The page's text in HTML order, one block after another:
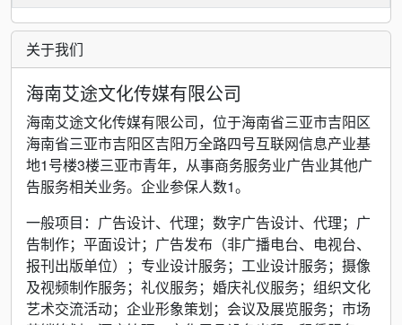
关于我们
海南艾途文化传媒有限公司
海南艾途文化传媒有限公司，位于海南省三亚市吉阳区
海南省三亚市吉阳区吉阳万全路四号互联网信息产业基
地1号楼3楼三亚市青年，从事商务服务业广告业其他广
告服务相关业务。企业参保人数1。
一般项目：广告设计、代理；数字广告设计、代理；广
告制作；平面设计；广告发布（非广播电台、电视台、
报刊出版单位）；专业设计服务；工业设计服务；摄像
及视频制作服务；礼仪服务；婚庆礼仪服务；组织文化
艺术交流活动；企业形象策划；会议及展览服务；市场